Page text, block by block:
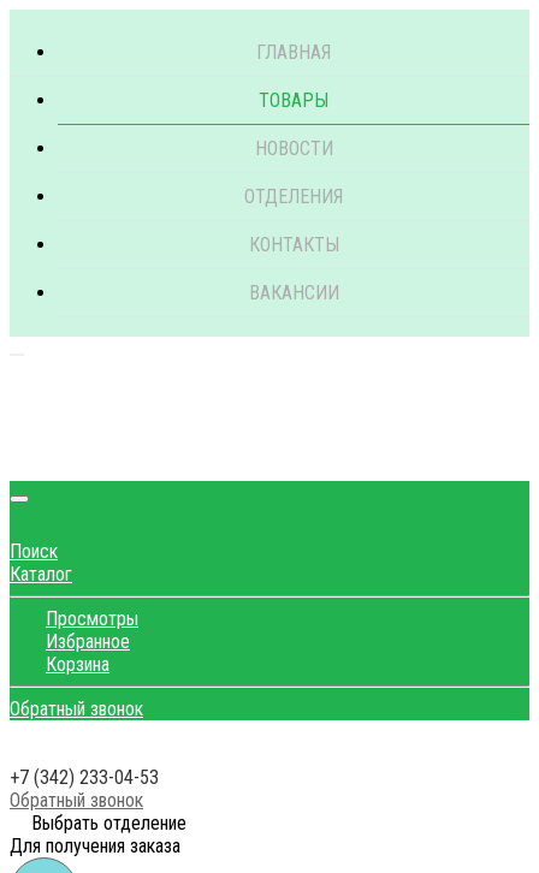
ГЛАВНАЯ
ТОВАРЫ
НОВОСТИ
ОТДЕЛЕНИЯ
КОНТАКТЫ
ВАКАНСИИ
Поиск
Каталог
Просмотры
Избранное
Корзина
Обратный звонок
+7 (342) 233-04-53
Обратный звонок
Выбрать отделение
Для получения заказа